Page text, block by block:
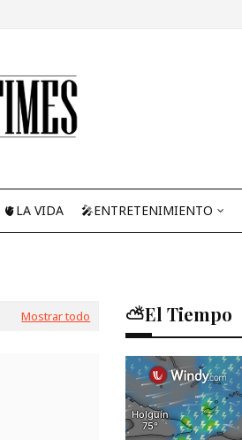
🫀LA VIDA 🎤ENTRETENIMIENTO
Mostrar todo ⛅El Tiempo